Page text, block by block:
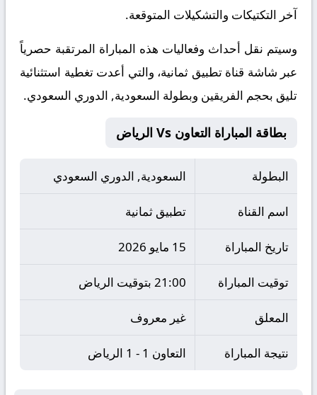
آخر التكتيكات والتشكيلات المتوقعة.
​وسيتم نقل أحداث وفعاليات هذه المباراة المرتقبة حصرياً
عبر شاشة قناة تطبيق ثمانية، والتي أعدت تغطية استثنائية
تليق بحجم الفريقين وبطولة السعودية, الدوري السعودي.
بطاقة المباراة التعاون Vs الرياض
البطولة السعودية, الدوري السعودي
اسم القناة تطبيق ثمانية
تاريخ المباراة 15 مايو 2026
توقيت المباراة 21:00 بتوقيت الرياض
المعلق غير معروف
نتيجة المباراة التعاون 1 - 1 الرياض